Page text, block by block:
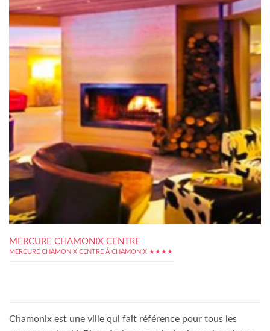
MERCURE CHAMONIX CENTRE
MERCURE CHAMONIX CENTRE À CHAMONIX ★★★★
Chamonix est une ville qui fait référence pour tous les